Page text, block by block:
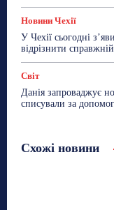
Новини Чехії
У Чехії сьогодні
відрізнити
Світ
Данія запроваджує
списували за
Схожі новини